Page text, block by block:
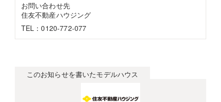
お問い合わせ先
住友不動産ハウジング
TEL：0120-772-077
このお知らせを書いたモデルハウス